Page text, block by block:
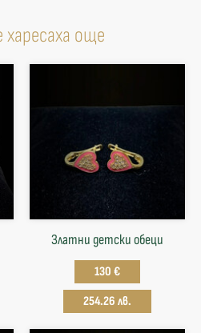
още
Златни детски обеци
130 €
254.26 лв.